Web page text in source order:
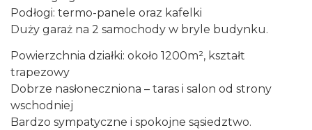
Podłogi: termo-panele oraz kafelki
Duży garaż na 2 samochody w bryle budynku.
Powierzchnia działki: około 1200m², kształt
trapezowy
Dobrze nasłoneczniona – taras i salon od strony
wschodniej
Bardzo sympatyczne i spokojne sąsiedztwo.